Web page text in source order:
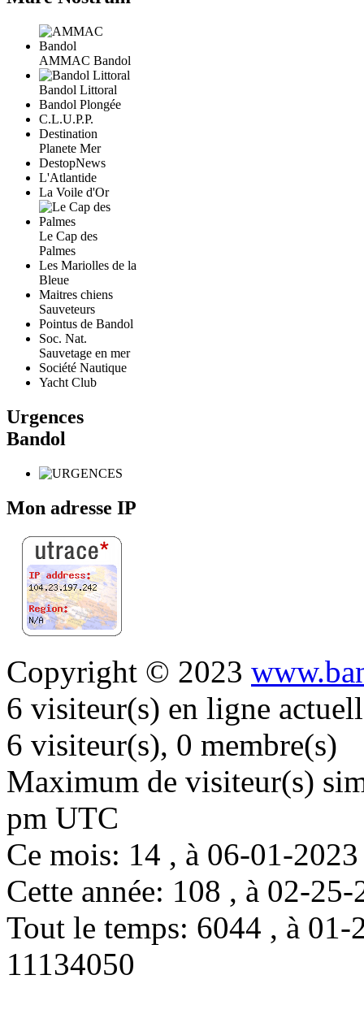
AMMAC Bandol
Bandol Littoral
Bandol Plongée
C.L.U.P.P.
Destination
Planete Mer
DestopNews
L'Atlantide
La Voile d'Or
Le Cap des
Palmes
Les Mariolles de la
Bleue
Maitres chiens
Sauveteurs
Pointus de Bandol
Soc. Nat.
Sauvetage en mer
Société Nautique
Yacht Club
Urgences
Bandol
Mon adresse IP
Copyright © 2023
6 visiteur(s) en ligne
6 visiteur(s), 0 membre(s)
Maximum de visiteur(s)
pm UTC
Ce mois: 14 , à 06-01-
Cette année: 108 , à 02-
Tout le temps: 6044 , à
11134050